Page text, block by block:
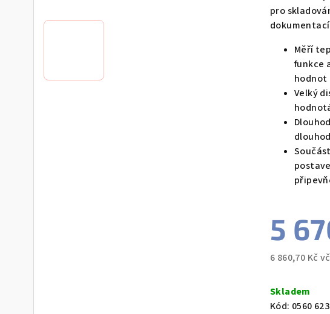
5
pro
Měří
funkce
hodnot
Velký
5
6 860,70 Kč
cena:
Skladem
Kód: 0560